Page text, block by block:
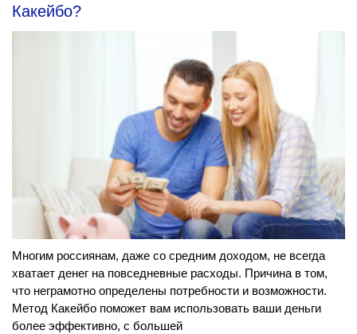
Какейбо?
Многим россиянам, даже со средним доходом, не всегда
хватает денег на повседневные расходы. Причина в том,
что неграмотно определены потребности и возможности.
Метод Какейбо поможет вам использовать ваши деньги
более эффективно, с большей